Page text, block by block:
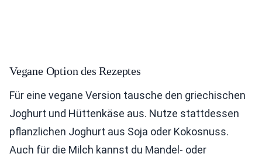
Vegane Option des Rezeptes
Für eine vegane Version tausche den griechischen
Joghurt und Hüttenkäse aus. Nutze stattdessen
pflanzlichen Joghurt aus Soja oder Kokosnuss.
Auch für die Milch kannst du Mandel- oder